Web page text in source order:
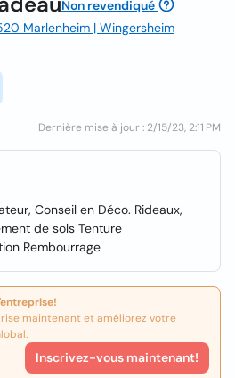
Non revendiqué
Marlenheim | Wingersheim
Dernière mise à jour : 2/15/23, 2:11 PM
Conseil en Déco. Rideaux,
de sols Tenture
Rembourrage
maintenant et améliorez votre
Inscrivez-vous maintenant!